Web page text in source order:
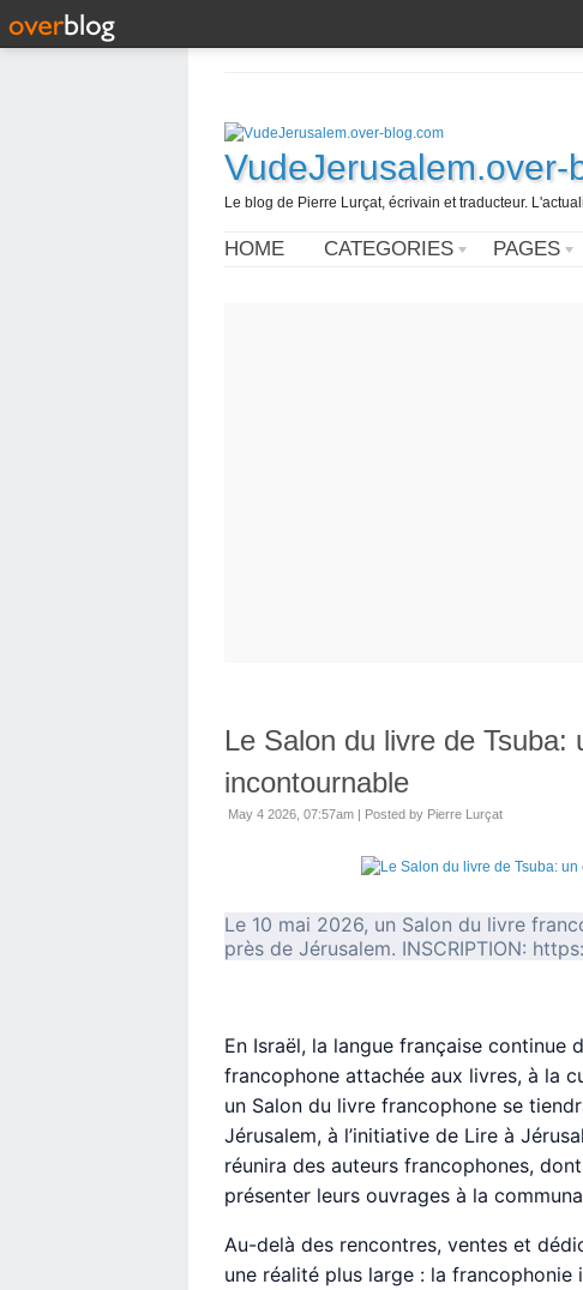
VudeJerusalem.over-
Le blog de Pierre Lurçat, écrivain et traducteur.
HOME CATEGORIES PAGES
Le Salon du livre de Tsuba:
incontournable
May 4 2026, 07:57am | Posted by Pierre Lurçat
Le 10 mai 2026, un Salon du livre
près de Jérusalem. INSCRIPTION:
En Israël, la langue française continue
francophone attachée aux livres, à la
un Salon du livre francophone se
Jérusalem, à l’initiative de Lire à
réunira des auteurs francophones,
présenter leurs ouvrages à la
Au-delà des rencontres, ventes et
une réalité plus large : la